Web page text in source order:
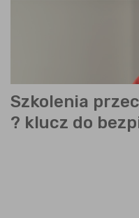
Szkolenia
? klucz do